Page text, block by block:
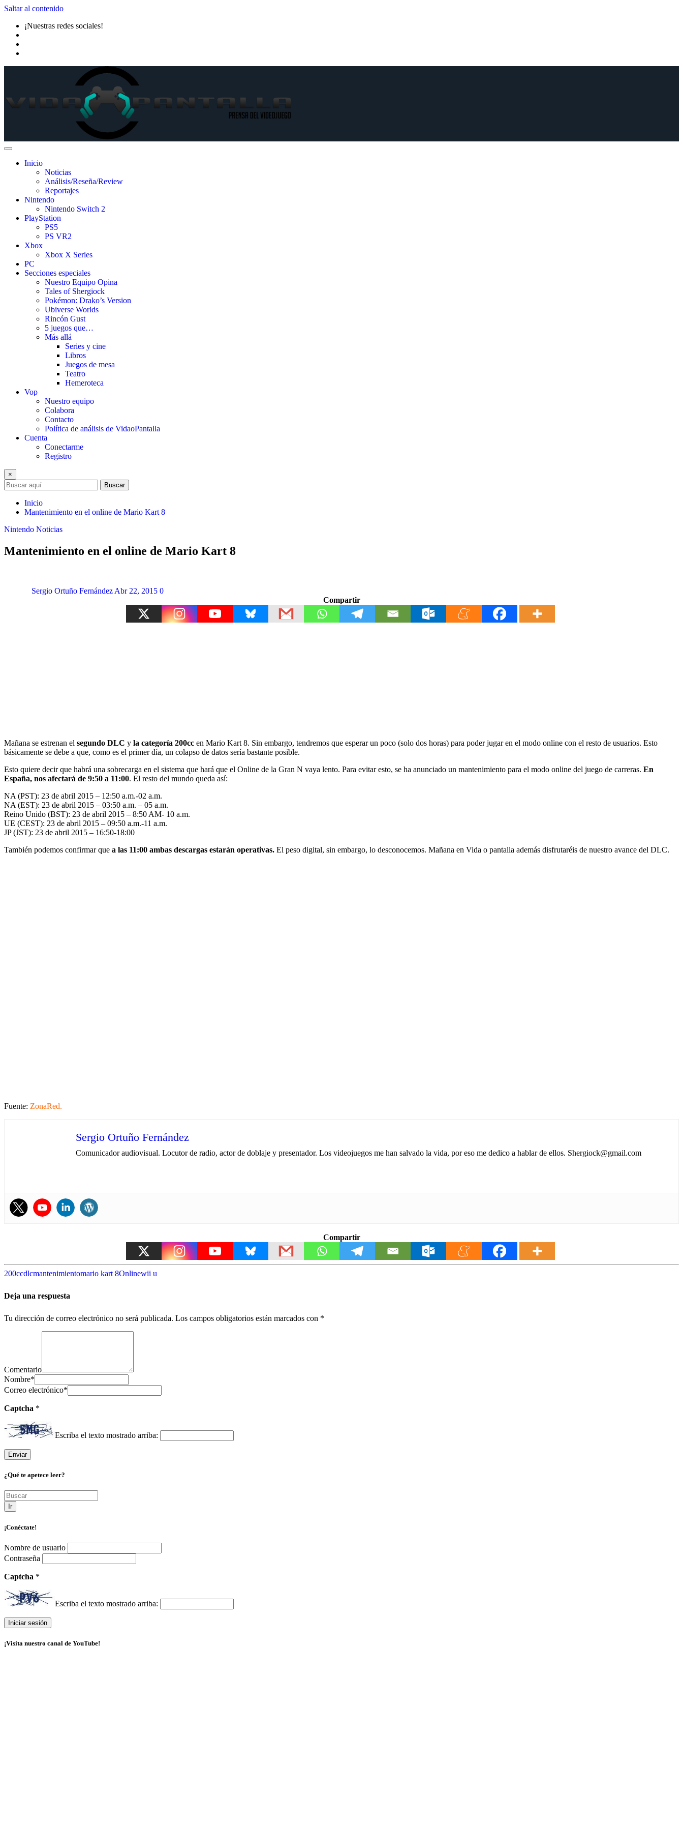
Saltar al contenido
¡Nuestras redes sociales!
Inicio
Noticias
Análisis/Reseña/Review
Reportajes
Nintendo
Nintendo Switch 2
PlayStation
PS5
PS VR2
Xbox
Xbox X Series
PC
Secciones especiales
Nuestro Equipo Opina
Tales of Shergiock
Pokémon: Drako’s Version
Ubiverse Worlds
Rincón Gust
5 juegos que…
Más allá
Series y cine
Libros
Juegos de mesa
Teatro
Hemeroteca
Vop
Nuestro equipo
Colabora
Contacto
Política de análisis de VidaoPantalla
Cuenta
Conectarme
Registro
×
Buscar
Inicio
Mantenimiento en el online de Mario Kart 8
Nintendo Noticias
Mantenimiento en el online de Mario Kart 8
Sergio Ortuño Fernández Abr 22, 2015 0
Compartir
Mañana se estrenan el segundo DLC y la categoría 200cc en Mario Kart 8. Sin embargo, tendremos que esperar un poco (solo dos horas) para poder jugar en el modo online con el resto de usuarios. Esto
básicamente se debe a que, como es el primer día, un colapso de datos sería bastante posible.
Esto quiere decir que habrá una sobrecarga en el sistema que hará que el Online de la Gran N vaya lento. Para evitar esto, se ha anunciado un mantenimiento para el modo online del juego de carreras. En
España, nos afectará de 9:50 a 11:00. El resto del mundo queda así:
NA (PST): 23 de abril 2015 – 12:50 a.m.-02 a.m.
NA (EST): 23 de abril 2015 – 03:50 a.m. – 05 a.m.
Reino Unido (BST): 23 de abril 2015 – 8:50 AM- 10 a.m.
UE (CEST): 23 de abril 2015 – 09:50 a.m.-11 a.m.
JP (JST): 23 de abril 2015 – 16:50-18:00
También podemos confirmar que a las 11:00 ambas descargas estarán operativas. El peso digital, sin embargo, lo desconocemos. Mañana en Vida o pantalla además disfrutaréis de nuestro avance del DLC.
Fuente: ZonaRed.
Sergio Ortuño Fernández
Comunicador audiovisual. Locutor de radio, actor de doblaje y presentador. Los videojuegos me han salvado la vida, por eso me dedico a hablar de ellos. Shergiock@gmail.com
Compartir
200ccdlcmantenimientomario kart 8Onlinewii u
Deja una respuesta
Tu dirección de correo electrónico no será publicada. Los campos obligatorios están marcados con *
Comentario
Nombre*
Correo electrónico*
Captcha *
Escriba el texto mostrado arriba:
¿Qué te apetece leer?
Ir
¡Conéctate!
Nombre de usuario
Contraseña
Captcha *
Escriba el texto mostrado arriba:
¡Visita nuestro canal de YouTube!